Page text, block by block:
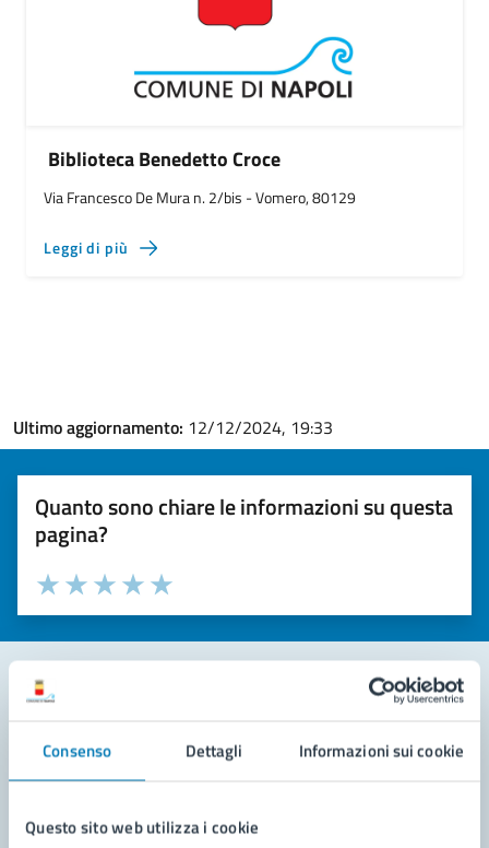
Consenso Dettagli Informazioni sui cookie
Questo sito web utilizza i cookie
Biblioteca Benedetto Croce
Via Francesco De Mura n. 2/bis - Vomero, 80129
Leggi di più
Ultimo aggiornamento: 12/12/2024, 19:33
Quanto sono chiare le informazioni su questa
pagina?
Valuta la chiarezza delle informazioni (da 1 a 5 stelle)
Seleziona il numero di stelle per valutare la chiarezza delle
Valuta 5 stelle su 5
Valuta 4 stelle su 5
Valuta 3 stelle su 5
Valuta 2 stelle su 5
Valuta 1 stelle su 5
Leggi le domande frequenti
Richiedi assistenza